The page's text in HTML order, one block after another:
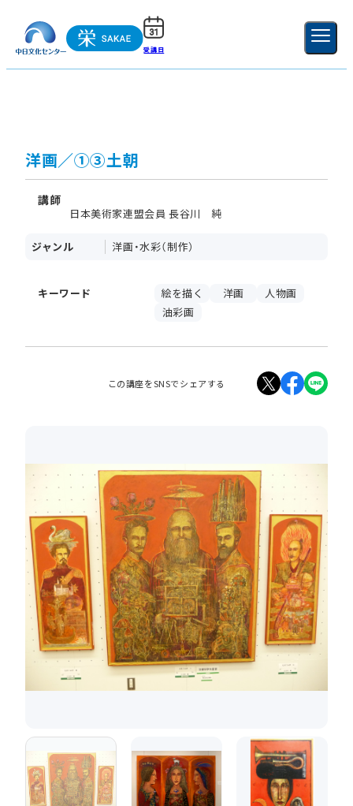
受講日 新規登録
洋画／①③土朝
講師
日本美術家連盟会員 長谷川 純
ジャンル 洋画・水彩（制作）
キーワード 絵を描く 洋画
人物画
油彩画
この講座をSNSでシェアする